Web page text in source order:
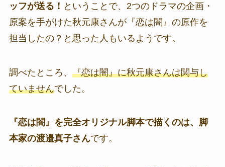
ッフが送る！ ということで、2つのドラマの企画・
原案を手がけた秋元康さんが『恋は闇』の原作を
担当したの？と思った人もいるようです。
調べたところ、 『恋は闇』に秋元康さんは関与し
ていませんでした。
『恋は闇』を完全オリジナル脚本で描くのは、脚
本家の渡邉真子さんです。